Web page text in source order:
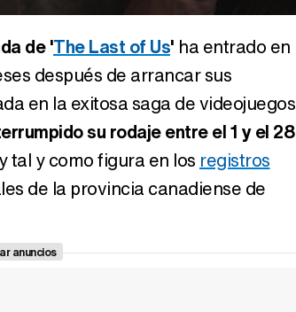
de 'The Last of Us' ha entrado en
después de arrancar sus
en la exitosa saga de videojuegos
su rodaje entre el 1 y el 28
tal y como figura en los registros
de la provincia canadiense de
anuncios